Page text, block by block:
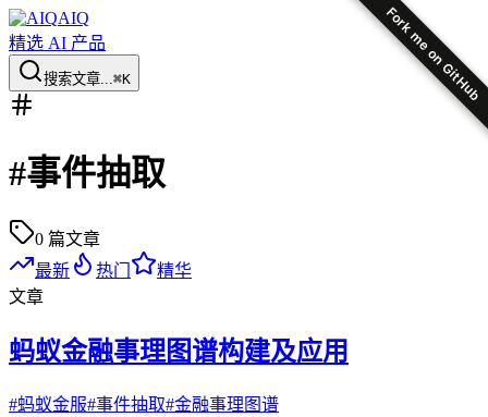
Fork me on GitHub
AIQ
精选 AI 产品
搜索文章...⌘K
#事件抽取
0 篇文章
最新
热门
精华
文章
蚂蚁金融事理图谱构建及应用
#蚂蚁金服#事件抽取#金融事理图谱